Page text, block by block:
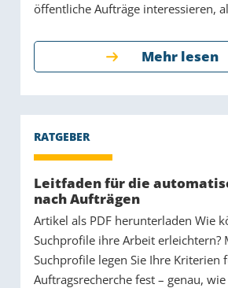
öffentliche Aufträge interessieren,
Mehr lesen
Leitfaden für die
nach Aufträgen
Artikel als PDF herunterladen Wie
Suchprofile ihre Arbeit erleichtern?
Suchprofile legen Sie Ihre Kriterien
Auftragsrecherche fest – genau,